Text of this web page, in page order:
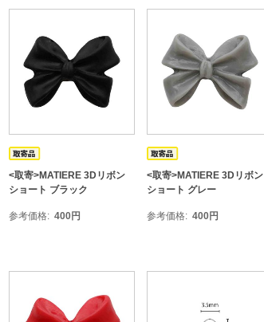
<取寄>MATIERE 3Dリボン
ショート ブラック
参考価格 400円
<取寄>MATIERE 3Dリボン
ショート グレー
参考価格 400円